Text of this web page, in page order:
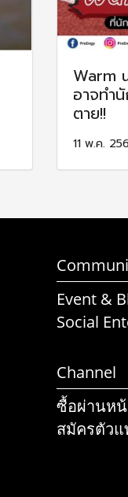
Warm
อาจทำ
ตาย!!
11 พ.ค.
Event &
Social
Channel
ซื้อผ่านห
สมัครตัว